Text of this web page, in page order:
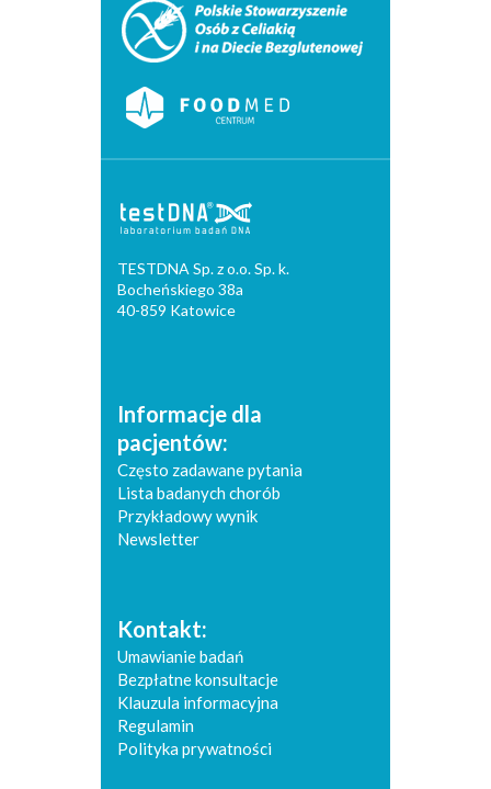
TESTDNA Sp. z o.o. Sp. k.
Bocheńskiego 38a
40-859 Katowice
Informacje dla
pacjentów:
Często zadawane pytania
Lista badanych chorób
Przykładowy wynik
Newsletter
Kontakt:
Umawianie badań
Bezpłatne konsultacje
Klauzula informacyjna
Regulamin
Polityka prywatności